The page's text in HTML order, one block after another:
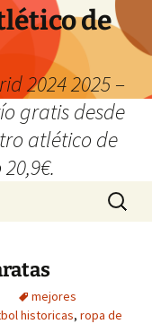
de
2024 2025 –
gratis desde
atlético de
Buscar:
mejores
historicas, ropa de